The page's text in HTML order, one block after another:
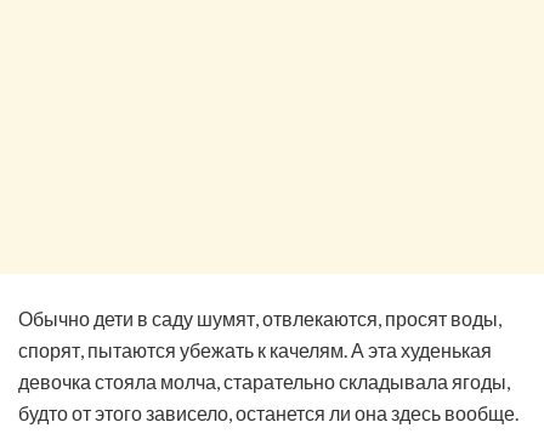
Обычно дети в саду шумят, отвлекаются, просят воды,
спорят, пытаются убежать к качелям. А эта худенькая
девочка стояла молча, старательно складывала ягоды,
будто от этого зависело, останется ли она здесь вообще.